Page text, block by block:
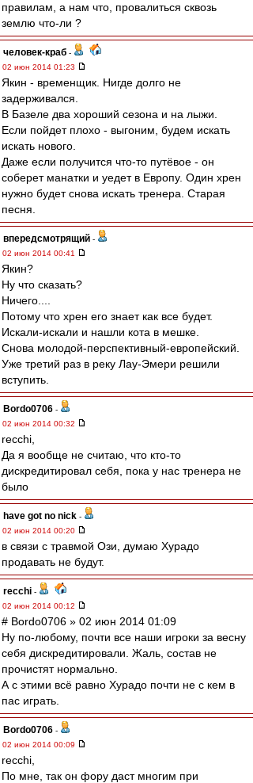
правилам, а нам что, провалиться сквозь
землю что-ли ?
человек-краб -
02 июн 2014 01:23
Якин - временщик. Нигде долго не
задерживался.
В Базеле два хороший сезона и на лыжи.
Если пойдет плохо - выгоним, будем искать
искать нового.
Даже если получится что-то путёвое - он
соберет манатки и уедет в Европу. Один хрен
нужно будет снова искать тренера. Старая
песня.
впередсмотрящий -
02 июн 2014 00:41
Якин?
Ну что сказать?
Ничего....
Потому что хрен его знает как все будет.
Искали-искали и нашли кота в мешке.
Снова молодой-перспективный-европейский.
Уже третий раз в реку Лау-Эмери решили
вступить.
Bordo0706 -
02 июн 2014 00:32
recchi,
Да я вообще не считаю, что кто-то
дискредитировал себя, пока у нас тренера не
было
have got no nick -
02 июн 2014 00:20
в связи с травмой Ози, думаю Хурадо
продавать не будут.
recchi -
02 июн 2014 00:12
# Bordo0706 » 02 июн 2014 01:09
Ну по-любому, почти все наши игроки за весну
себя дискредитировали. Жаль, состав не
прочистят нормально.
А с этими всё равно Хурадо почти не с кем в
пас играть.
Bordo0706 -
02 июн 2014 00:09
recchi,
По мне, так он фору даст многим при